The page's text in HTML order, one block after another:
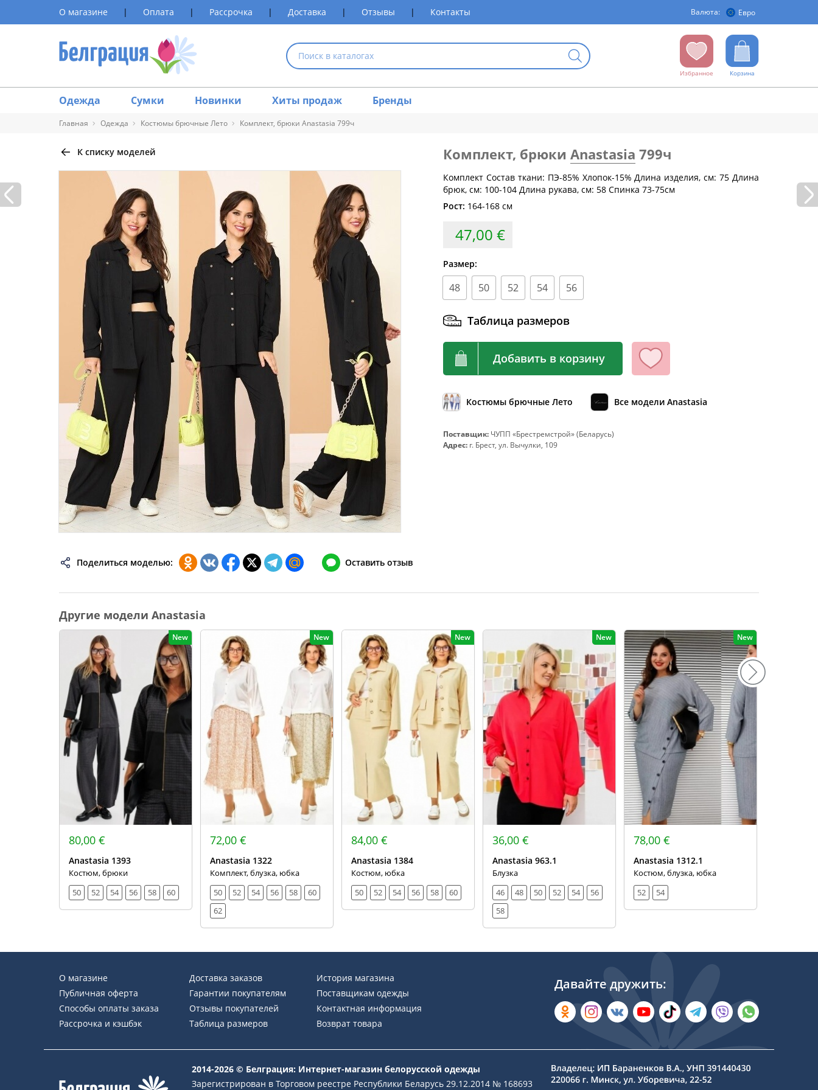
О магазине | Оплата | Рассрочка | Доставка | Отзывы | Контакты Валюта: Евро
Избранное Корзина
Одежда Сумки Новинки Хиты продаж Бренды
Главная Одежда Костюмы брючные Лето Комплект, брюки Anastasia 799ч
Размер Обхват груди (см) Обхват талии (см)
40
80
42
84
44
88 68-72
92 72-76
100
96 76-80
104
100 80-84
108
104 84-88
112
54
108
116
56
112
58
116 96-100
124
120
124 104-108
132
128
66
132
68
136
70
140
74
148
82
164 144-148 172
К списку моделей
Поделиться моделью: Оставить отзыв
Комплект, брюки Anastasia 799ч
Комплект Состав ткани: ПЭ-85% Хлопок-15% Длина изделия, см: 75 Длина
брюк, см: 100-104 Длина рукава, см: 58 Спинка 73-75см
Рост: 164-168 см
47,00 €
Размер:
48 50 52 54 56
Таблица размеров
Добавить в корзину
Костюмы брючные Лето Все модели Anastasia
Поставщик: ЧУПП «Брестремстрой» (Беларусь)
Адрес: г. Брест, ул. Вычулки, 109
Другие модели Anastasia
New
80,00 €
Anastasia 1393
Костюм, брюки
50
52 54 56 58 60
New
72,00 €
Anastasia 1322
Комплект, блузка, юбка
50
52 54 56 58
60
62
New
84,00 €
Anastasia 1384
Костюм, юбка
50
52 54 56 58 60
New
36,00 €
Anastasia 963.1
Блузка
46
48 50 52 54
56
58
New
78,00 €
Anastasia 1312.1
Костюм, блузка, юбка
52
54
О магазине
Публичная оферта
Способы оплаты заказа
Рассрочка и кэшбэк
Доставка заказов
Гарантии покупателям
Отзывы покупателей
Таблица размеров
История магазина
Поставщикам одежды
Контактная информация
Возврат товара
Давайте дружить:
2014-2026 © Белграция: Интернет-магазин белорусской одежды
Зарегистрирован в Торговом реестре Республики Беларусь 29.12.2014 № 168693